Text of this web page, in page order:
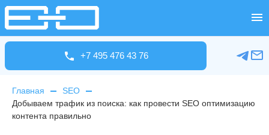
+7 495 476 43 76
Главная
SEO
Добываем трафик из поиска: как провести SEO оптимизацию
контента правильно